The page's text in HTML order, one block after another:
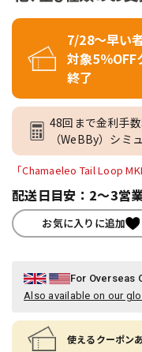
7/28～早い
対象5％
終了
48回まで金利手
（WeBBy）シミ
「Chamaeleo Tail Loop
配送日目安：2～3営
お気に入りに追加
For Overseas
Also available on our
使えるクーポン